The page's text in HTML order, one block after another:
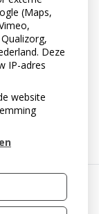
(Maps,
Deze
IP-adres
website